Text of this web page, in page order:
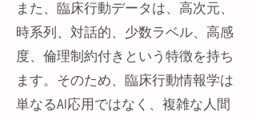
また、臨床行動データは、高次元、
時系列、対話的、少数ラベル、高感
度、倫理制約付きという特徴を持ち
ます。そのため、臨床行動情報学は
単なるAI応用ではなく、複雑な人間